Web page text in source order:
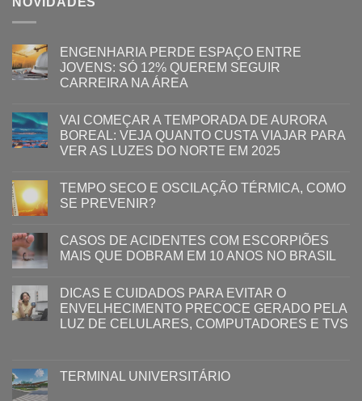
ENGENHARIA PERDE ESPAÇO ENTRE
JOVENS: SÓ 12% QUEREM SEGUIR
CARREIRA NA ÁREA
VAI COMEÇAR A TEMPORADA DE AURORA
BOREAL: VEJA QUANTO CUSTA VIAJAR PARA
VER AS LUZES DO NORTE EM 2025
TEMPO SECO E OSCILAÇÃO TÉRMICA, COMO
SE PREVENIR?
CASOS DE ACIDENTES COM ESCORPIÕES
MAIS QUE DOBRAM EM 10 ANOS NO BRASIL
DICAS E CUIDADOS PARA EVITAR O
ENVELHECIMENTO PRECOCE GERADO PELA
LUZ ​DE CELULARES, COMPUTADORES E TVS​​
TERMINAL UNIVERSITÁRIO